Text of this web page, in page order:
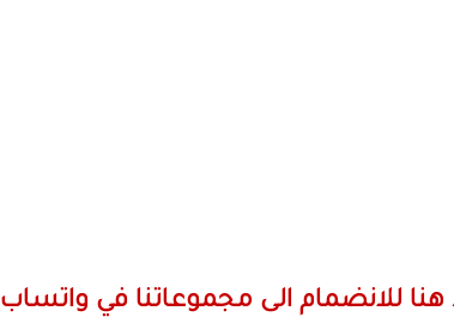
للانضمام الى مجموعاتنا في واتساب